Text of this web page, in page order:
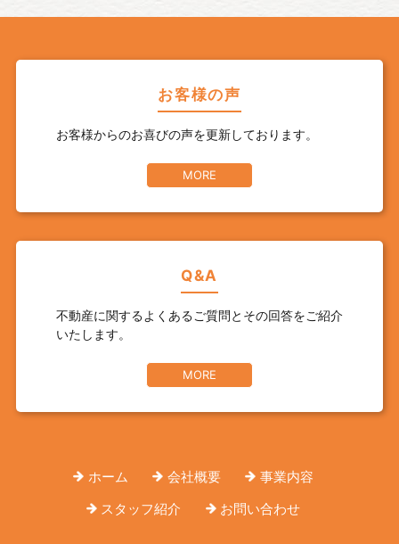
お客様の声
お客様からのお喜びの声を更新しております。
MORE
Q&A
不動産に関するよくあるご質問とその回答をご紹介
いたします。
MORE
ホーム 会社概要
事業内容
スタッフ紹介
お問い合わせ